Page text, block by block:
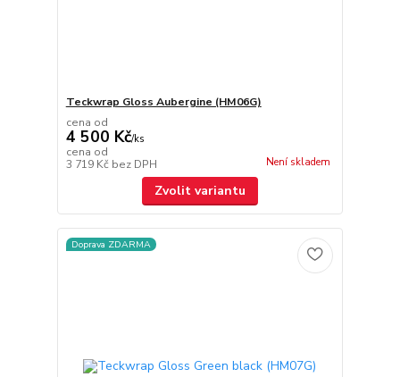
Teckwrap Gloss Aubergine (HM06G)
cena od
4 500 Kč/ks
cena od
3 719 Kč bez DPH Není skladem
Zvolit variantu
Doprava ZDARMA